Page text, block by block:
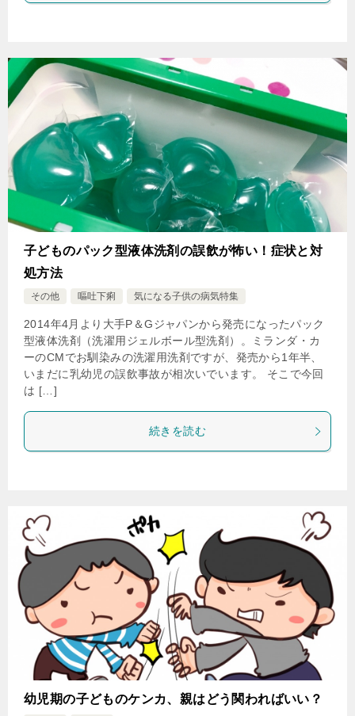
子どものパック型液体洗剤の誤飲が怖い！症状と対
処方法
その他 嘔吐下痢 気になる子供の病気特集
2014年4月より大手P＆Gジャパンから発売になったパック
型液体洗剤（洗濯用ジェルボール型洗剤）。ミランダ・カ
ーのCMでお馴染みの洗濯用洗剤ですが、発売から1年半、
いまだに乳幼児の誤飲事故が相次いでいます。 そこで今回
は […]
続きを読む
幼児期の子どものケンカ、親はどう関わればいい？